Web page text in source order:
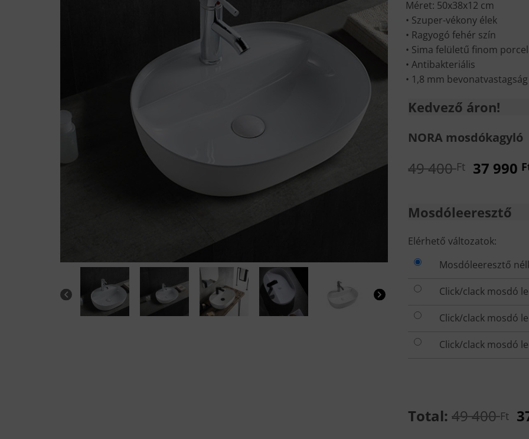
Méret: 50x38x12 cm
• Szuper-vékony élek
• Ragyogó fehér szín
• Sima felületű finom
• Antibakteriális
• 1,8 mm bevonatvastagság
Kedvező áron!
NORA mosdókagyló
49 400Ft Original
49
37 990
Mosdóleeresztő
MOSDÓLEERESZTŐ
Elérhető változatok:
Mosdóleeresztő
Total: 49 400Ft